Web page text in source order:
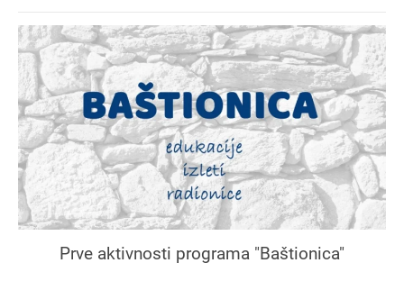
Prve aktivnosti programa "Baštionica"